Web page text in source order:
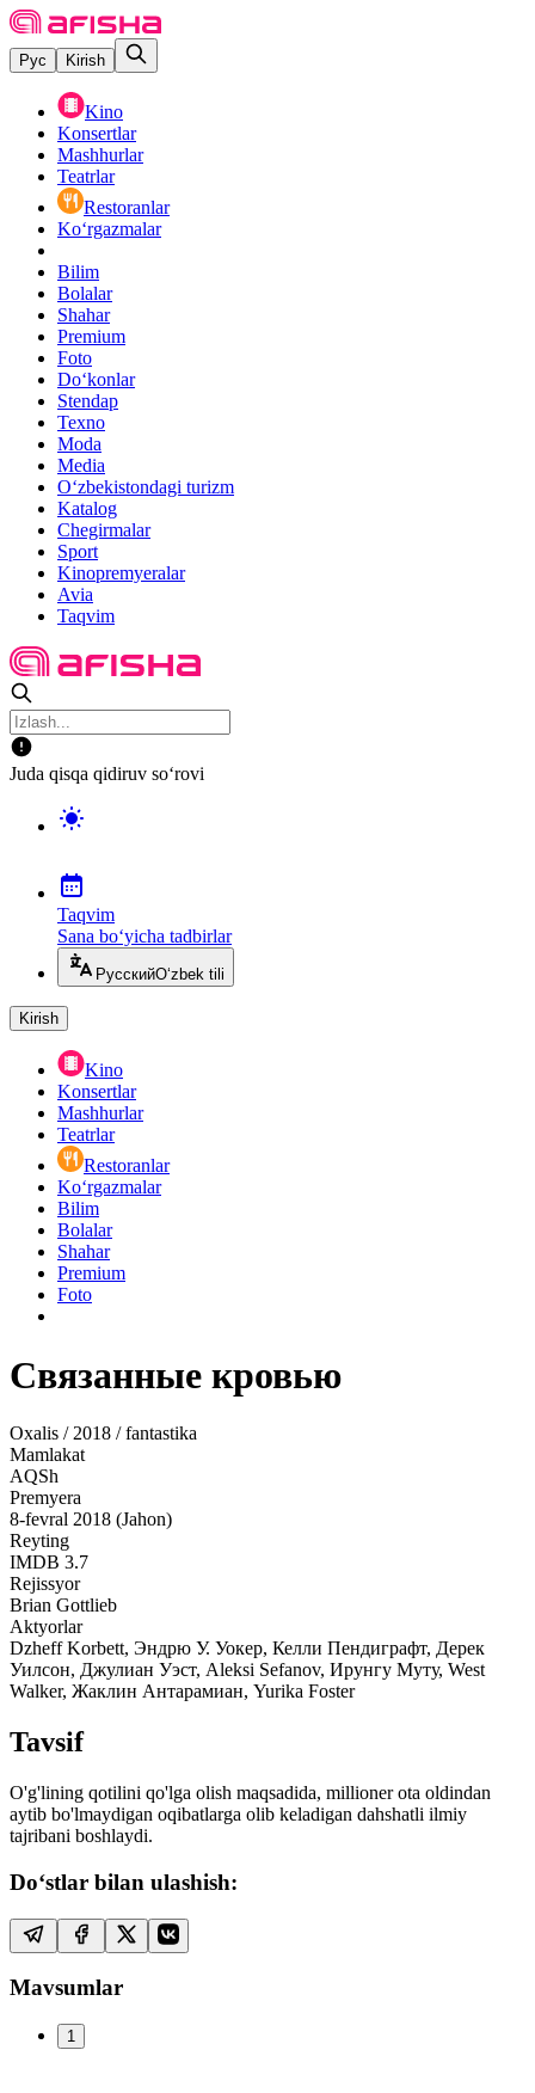
Рус Kirish
Kino
Konsertlar
Mashhurlar
Teatrlar
Restoranlar
Ko‘rgazmalar
Bilim
Bolalar
Shahar
Premium
Foto
Do‘konlar
Stendap
Texno
Moda
Media
O‘zbekistondagi turizm
Katalog
Chegirmalar
Sport
Kinopremyeralar
Avia
Taqvim
Juda qisqa qidiruv so‘rovi
Taqvim
Sana bo‘yicha tadbirlar
РусскийO‘zbek tili
Kirish
Kino
Konsertlar
Mashhurlar
Teatrlar
Restoranlar
Ko‘rgazmalar
Bilim
Bolalar
Shahar
Premium
Foto
Связанные кровью
Oxalis / 2018 / fantastika
Mamlakat
AQSh
Premyera
8-fevral 2018 (Jahon)
Reyting
IMDB 3.7
Rejissyor
Brian Gottlieb
Aktyorlar
Dzheff Korbett, Эндрю У. Уокер, Келли Пендиграфт, Дерек
Уилсон, Джулиан Уэст, Aleksi Sefanov, Ирунгу Муту, West
Walker, Жаклин Антарамиан, Yurika Foster
Tavsif
O'g'lining qotilini qo'lga olish maqsadida, millioner ota oldindan
aytib bo'lmaydigan oqibatlarga olib keladigan dahshatli ilmiy
tajribani boshlaydi.
Do‘stlar bilan ulashish:
Mavsumlar
1